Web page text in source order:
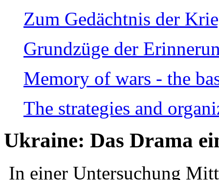
Zum Gedächtnis der
Grundzüge der
Memory of wars - the
The strategies and
Ukraine: Das Drama
In einer Untersuchung